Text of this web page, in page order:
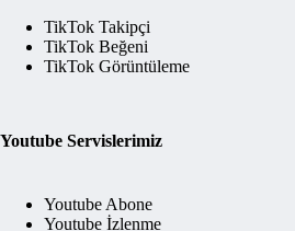
TikTok Takipçi
TikTok Beğeni
TikTok Görüntüleme
Youtube Servislerimiz
Youtube Abone
Youtube İzlenme